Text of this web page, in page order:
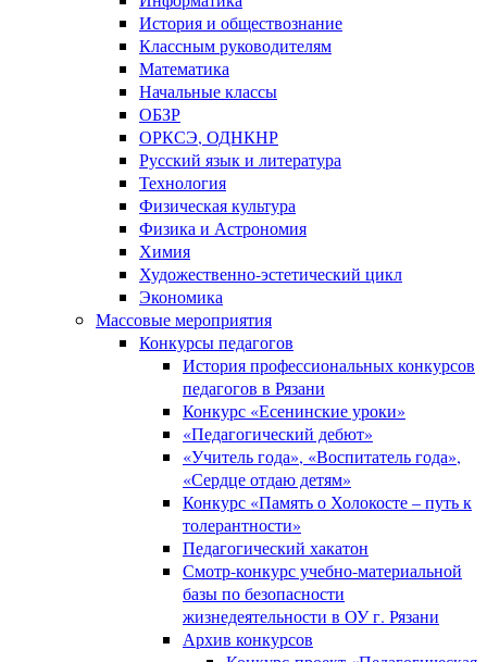
История и обществознание
Классным руководителям
Математика
Начальные классы
ОБЗР
ОРКСЭ, ОДНКНР
Русский язык и литература
Технология
Физическая культура
Физика и Астрономия
Химия
Художественно-эстетический цикл
Экономика
Массовые мероприятия
Конкурсы педагогов
История профессиональных конкурсов
педагогов в Рязани
Конкурс «Есенинские уроки»
«Педагогический дебют»
«Учитель года», «Воспитатель года»,
«Сердце отдаю детям»
Конкурс «Память о Холокосте – путь к
толерантности»
Педагогический хакатон
Смотр-конкурс учебно-материальной
базы по безопасности
жизнедеятельности в ОУ г. Рязани
Архив конкурсов